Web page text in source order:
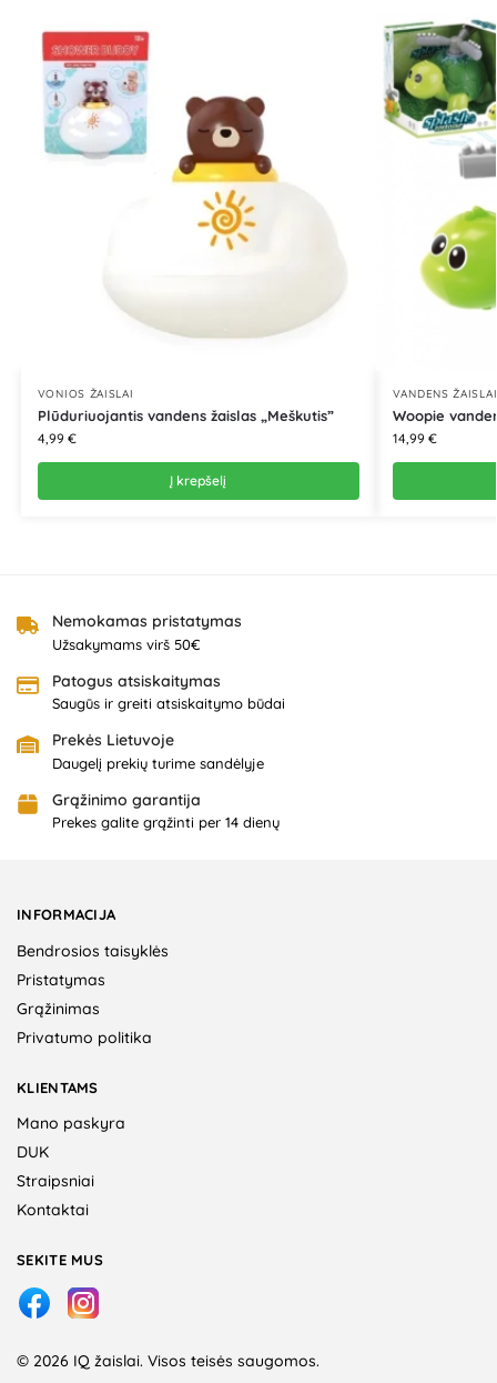
VONIOS ŽAISLAI
Plūduriuojantis vandens žaislas „Meškutis”
4,99 €
Į krepšelį
VANDENS ŽAISLAI
Woopie
14,99 €
Nemokamas pristatymas
Užsakymams virš 50€
Patogus atsiskaitymas
Saugūs ir greiti atsiskaitymo būdai
Prekės Lietuvoje
Daugelį prekių turime sandėlyje
Grąžinimo garantija
Prekes galite grąžinti per 14 dienų
INFORMACIJA
Bendrosios taisyklės
Pristatymas
Grąžinimas
Privatumo politika
KLIENTAMS
Mano paskyra
DUK
Straipsniai
Kontaktai
SEKITE MUS
© 2026 IQ žaislai. Visos teisės saugomos.